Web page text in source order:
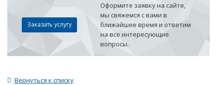
Заказать услугу
Оформите заявку на сайте,
мы свяжемся с вами в
ближайшее время и ответим
на все интересующие
вопросы.
Вернуться к списку